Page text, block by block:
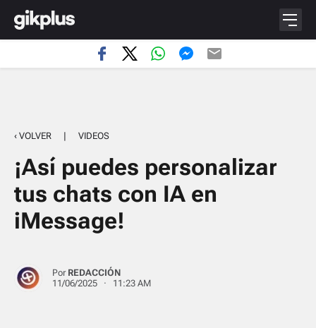
‹ VOLVER | VIDEOS
¡Así puedes personalizar
tus chats con IA en
iMessage!
Por REDACCIÓN
11/06/2025 · 11:23 AM